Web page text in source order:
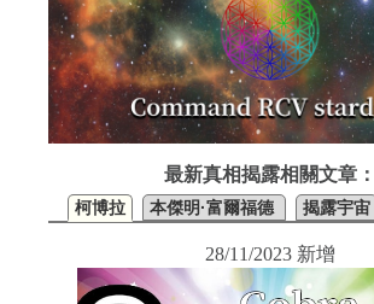
最新真相揭露相關文章：
柯博拉 本傑明·富爾福德 揭露宇宙
28/11/2023 新增